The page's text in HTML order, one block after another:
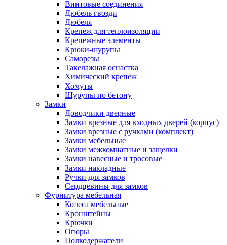
Винтовые соединения
Дюбель гвозди
Дюбеля
Крепеж для теплоизоляции
Крепежные элементы
Крюки-шурупы
Саморезы
Такелажная оснастка
Химический крепеж
Хомуты
Шурупы по бетону
Замки
Доводчики дверные
Замки врезные для входных дверей (корпус)
Замки врезные с ручками (комплект)
Замки мебельные
Замки межкомнатные и защелки
Замки навесные и тросовые
Замки накладные
Ручки для замков
Сердцевины для замков
Фурнитура мебельная
Колеса мебельные
Кронштейны
Крючки
Опоры
Полкодержатели